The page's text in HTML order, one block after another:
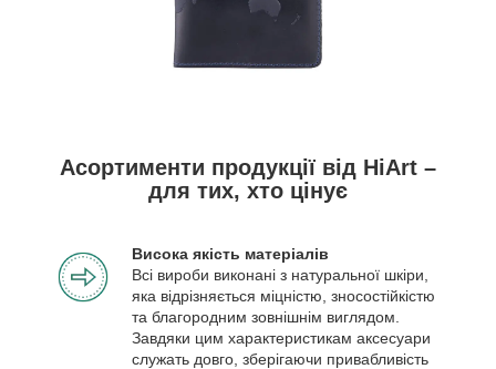
Асортименти продукції від HiArt –
для тих, хто цінує
Висока якість матеріалів
Всі вироби виконані з натуральної шкіри,
яка відрізняється міцністю, зносостійкістю
та благородним зовнішнім виглядом.
Завдяки цим характеристикам аксесуари
служать довго, зберігаючи привабливість